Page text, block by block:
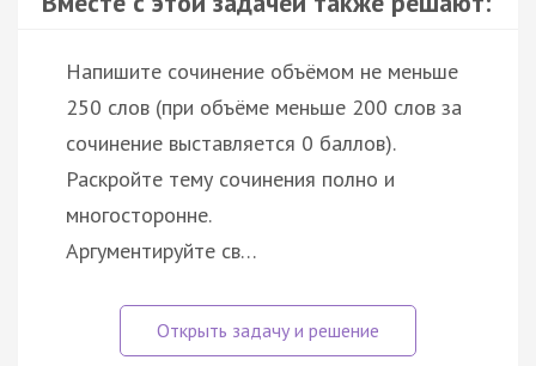
Напишите сочинение объёмом не меньше
250 слов (при объёме меньше 200 слов за
сочинение выставляется 0 баллов).
Раскройте тему сочинения полно и
многосторонне.
Аргументируйте св…